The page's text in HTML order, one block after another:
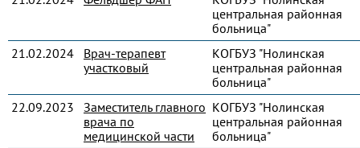
центральная районная
больница"
21.02.2024
Врач-терапевт
участковый
КОГБУЗ "Нолинская
центральная районная
больница"
22.09.2023
Заместитель главного
врача по
медицинской части
КОГБУЗ "Нолинская
центральная районная
больница"